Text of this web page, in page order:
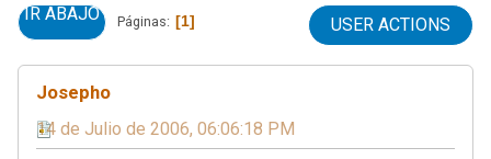
IR ABAJO Páginas 1 USER ACTIONS
Josepho
14 de Julio de 2006, 06:06:18 PM